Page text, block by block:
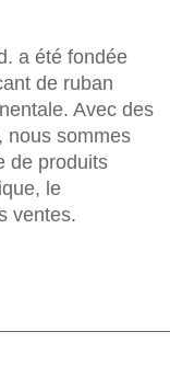
a été fondée
de ruban
Avec des
nous sommes
de produits
le
ventes.